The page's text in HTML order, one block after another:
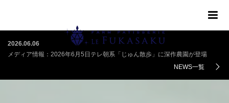
NEWS一覧